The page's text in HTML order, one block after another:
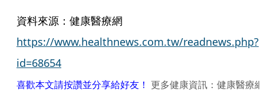
資料來源：健康醫療網
https://www.healthnews.com.tw/readnews.php?
id=68654
喜歡本文請按讚並分享給好友！ 更多健康資訊：健康醫療網